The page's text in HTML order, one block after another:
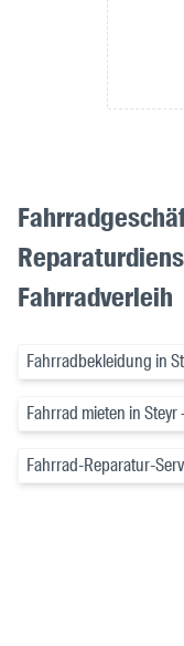
Fahrradverleih
Fahrradbekleidung in
Fahrrad mieten in Steyr
Fahrrad-Reparatur-